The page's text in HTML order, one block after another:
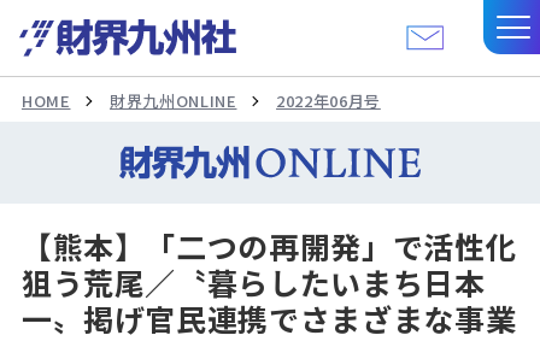
HOME 財界九州ONLINE 2022年06月号
【熊本】「二つの再開発」で活性化
狙う荒尾／〝暮らしたいまち日本
一〟掲げ官民連携でさまざまな事業